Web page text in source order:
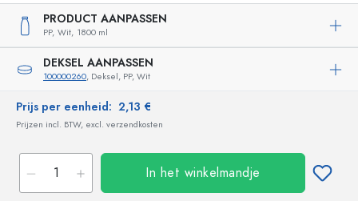
PRODUCT AANPASSEN
PP, Wit, 1800 ml
DEKSEL AANPASSEN
100000260, Deksel, PP, Wit
Prijs per eenheid: 2,13 €
Prijzen incl. BTW, excl. verzendkosten
In het winkelmandje